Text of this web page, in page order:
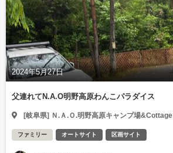
2024年5月27日
父連れてN.A.O明野高原わんこパラダイス
[岐阜県] Ｎ.Ａ.Ｏ.明野高原キャンプ場&Cottage
ファミリー オートサイト 区画サイト